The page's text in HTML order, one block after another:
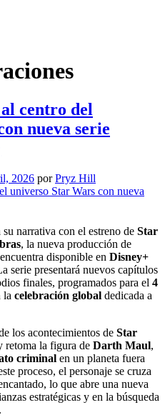
centro del
nueva serie
2026 porPryz Hill
su narrativa con el estreno de Star
, la nueva producción de
disponible en Disney+
serie presentará nuevos capítulos
finales, programados para el 4
la celebración global dedicada a
los acontecimientos de Star
retoma la figura de Darth Maul,
criminal en un planeta fuera
proceso, el personaje se cruza
lo que abre una nueva
estratégicas y en la búsqueda